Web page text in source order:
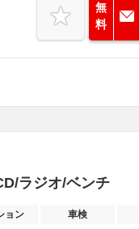
無
料
ラジオ/ベンチ
ョン 車検